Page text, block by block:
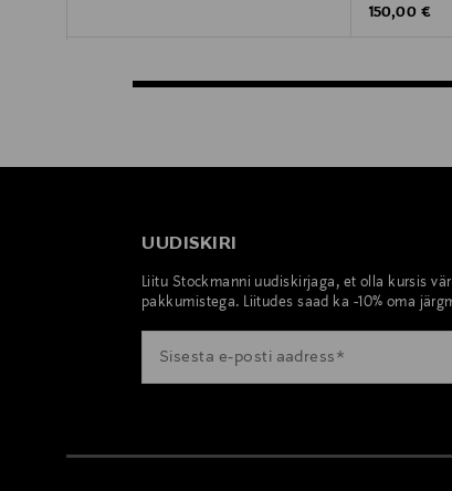
Original Price
150,00 €
UUDISKIRI
Liitu Stockmanni uudiskirjaga, et olla kursis
pakkumistega. Liitudes saad ka -10% oma